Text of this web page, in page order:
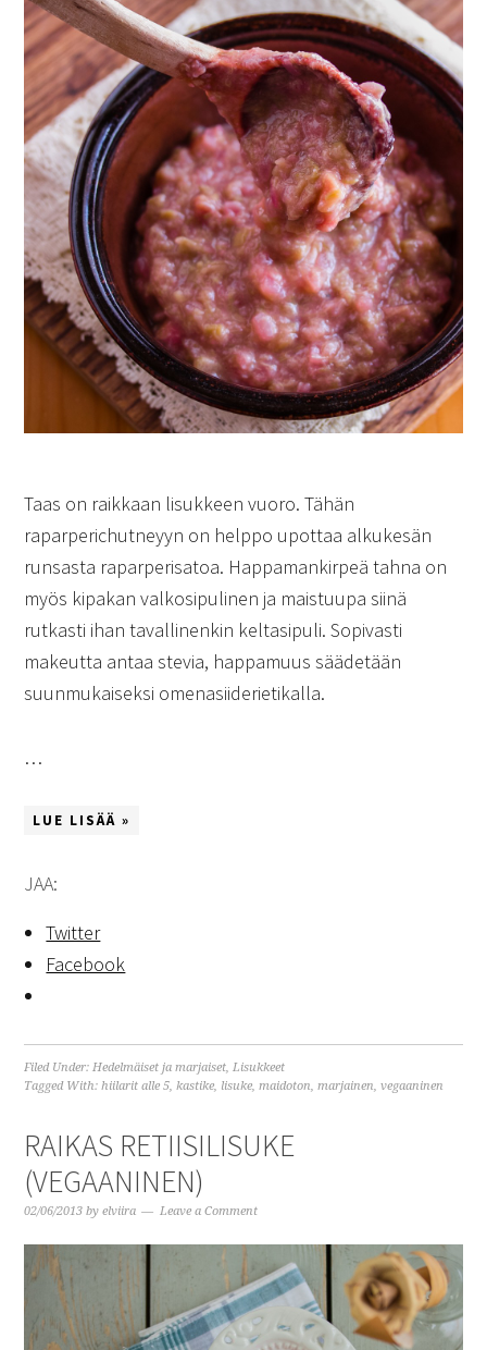
Taas on raikkaan lisukkeen vuoro. Tähän
raparperichutneyyn on helppo upottaa alkukesän
runsasta raparperisatoa. Happamankirpeä tahna on
myös kipakan valkosipulinen ja maistuupa siinä
rutkasti ihan tavallinenkin keltasipuli. Sopivasti
makeutta antaa stevia, happamuus säädetään
suunmukaiseksi omenasiiderietikalla.
…
LUE LISÄÄ »
JAA:
Twitter
Facebook
Filed Under:Hedelmäiset ja marjaiset,Lisukkeet
Tagged With:hiilarit alle 5,kastike, lisuke,maidoton,marjainen,vegaaninen
RAIKAS RETIISILISUKE
(VEGAANINEN)
02/06/2013 byelviira Leave a Comment